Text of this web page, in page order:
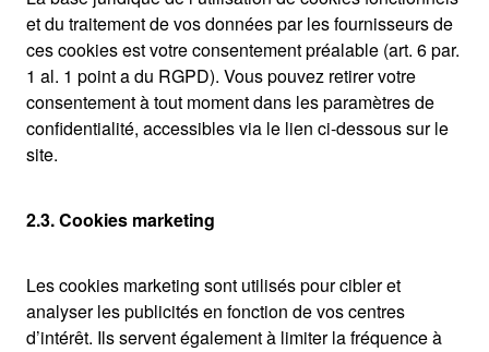
et du traitement de vos données par les fournisseurs de
ces cookies est votre consentement préalable (art. 6 par.
1 al. 1 point a du RGPD). Vous pouvez retirer votre
consentement à tout moment dans les paramètres de
confidentialité, accessibles via le lien ci-dessous sur le
site.
2.3. Cookies marketing
Les cookies marketing sont utilisés pour cibler et
analyser les publicités en fonction de vos centres
d’intérêt. Ils servent également à limiter la fréquence à